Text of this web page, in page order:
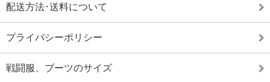
配送方法･送料について
プライバシーポリシー
戦闘服、ブーツのサイズ